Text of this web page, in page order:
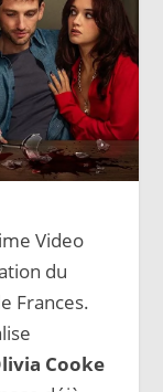
Video
du
Frances.
Cooke